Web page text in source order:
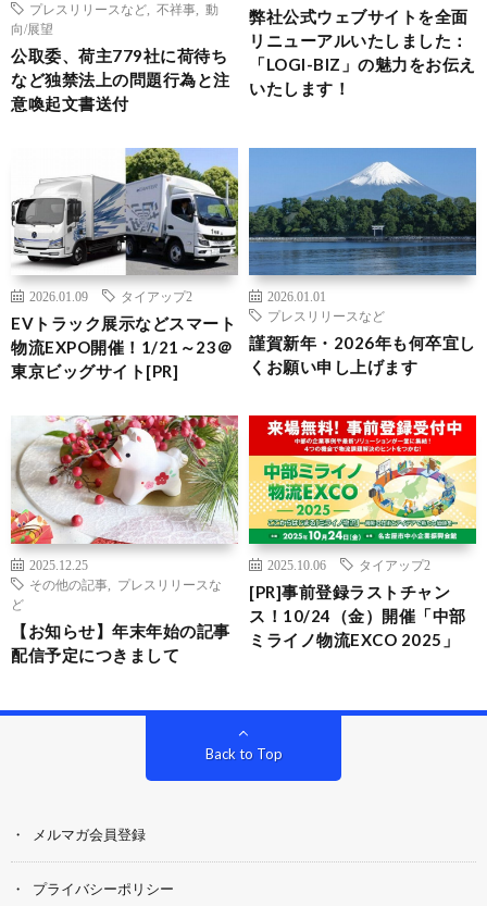
プレスリリースなど
不祥事
動
向/展望
公取委、荷主779社に荷待ち
など独禁法上の問題行為と注
意喚起文書送付
弊社公式ウェブサイトを全面
リニューアルいたしました：
「LOGI-BIZ」の魅力をお伝え
いたします！
2026.01.09 タイアップ2
EVトラック展示などスマート
物流EXPO開催！1/21～23＠
東京ビッグサイト[PR]
2026.01.01
プレスリリースなど
謹賀新年・2026年も何卒宜し
くお願い申し上げます
2025.12.25
その他の記事
プレスリリースな
ど
【お知らせ】年末年始の記事
配信予定につきまして
2025.10.06 タイアップ2
[PR]事前登録ラストチャン
ス！10/24（金）開催「中部
ミライノ物流EXCO 2025」
Back to Top
メルマガ会員登録
プライバシーポリシー